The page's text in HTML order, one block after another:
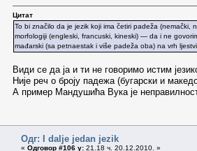
Цитат
To bi značilo da je jezik koji ima četiri padeža
morfologiji (engleski, francuski, kineski) — da i ne
mađarski (sa petnaestak i više padeža oba) na vrh
Види се да ја и ти не говоримо истим
Није реч о броју падежа (бугарски и
А пример Мандушића Вука је
Одг: I dalje jedan jezik
« Одговор #106 у: 21.18 ч. 20.12.2010. »